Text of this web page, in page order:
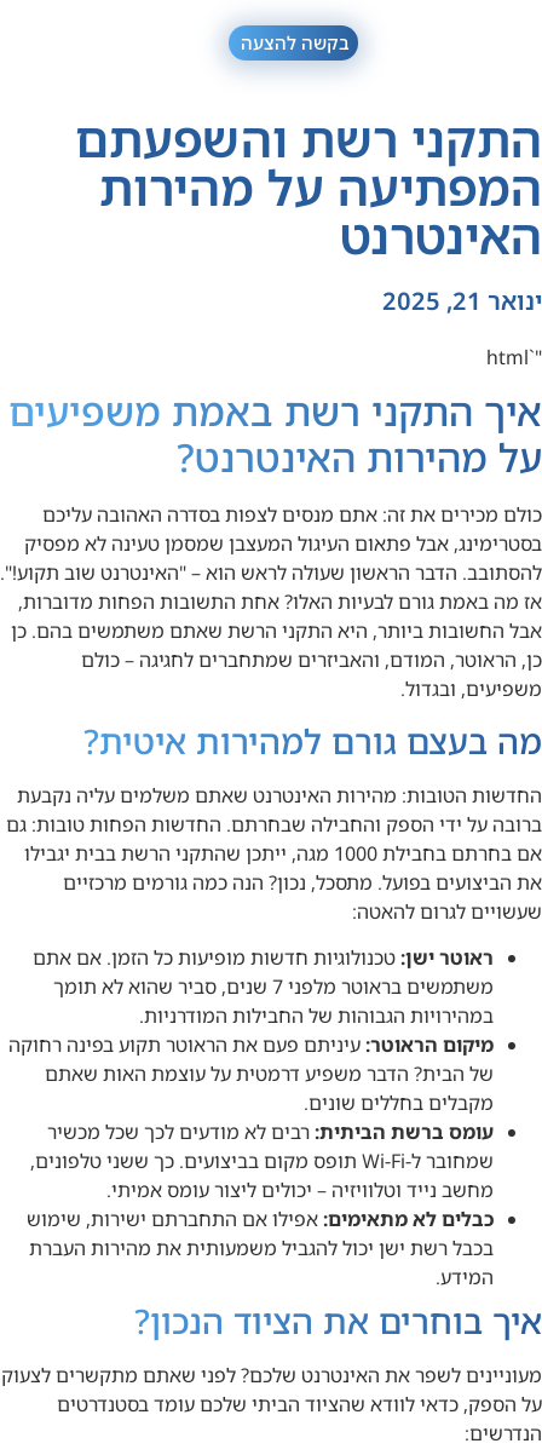
בקשה להצעה
התקני רשת והשפעתם
המפתיעה על מהירות
האינטרנט
ינואר 21, 2025
"`html
איך התקני רשת באמת משפיעים
על מהירות האינטרנט?
כולם מכירים את זה: אתם מנסים לצפות בסדרה האהובה עליכם
בסטרימינג, אבל פתאום העיגול המעצבן שמסמן טעינה לא מפסיק
להסתובב. הדבר הראשון שעולה לראש הוא – "האינטרנט שוב תקוע!".
אז מה באמת גורם לבעיות האלו? אחת התשובות הפחות מדוברות,
אבל החשובות ביותר, היא התקני הרשת שאתם משתמשים בהם. כן
כן, הראוטר, המודם, והאביזרים שמתחברים לחגיגה – כולם
משפיעים, ובגדול.
מה בעצם גורם למהירות איטית?
החדשות הטובות: מהירות האינטרנט שאתם משלמים עליה נקבעת
ברובה על ידי הספק והחבילה שבחרתם. החדשות הפחות טובות: גם
אם בחרתם בחבילת 1000 מגה, ייתכן שהתקני הרשת בבית יגבילו
את הביצועים בפועל. מתסכל, נכון? הנה כמה גורמים מרכזיים
שעשויים לגרום להאטה:
ראוטר ישן: טכנולוגיות חדשות מופיעות כל הזמן. אם אתם
משתמשים בראוטר מלפני 7 שנים, סביר שהוא לא תומך
במהירויות הגבוהות של החבילות המודרניות.
מיקום הראוטר: עיניתם פעם את הראוטר תקוע בפינה רחוקה
של הבית? הדבר משפיע דרמטית על עוצמת האות שאתם
מקבלים בחללים שונים.
עומס ברשת הביתית: רבים לא מודעים לכך שכל מכשיר
שמחובר ל-Wi-Fi תופס מקום בביצועים. כך ששני טלפונים,
מחשב נייד וטלוויזיה – יכולים ליצור עומס אמיתי.
כבלים לא מתאימים: אפילו אם התחברתם ישירות, שימוש
בכבל רשת ישן יכול להגביל משמעותית את מהירות העברת
המידע.
איך בוחרים את הציוד הנכון?
מעוניינים לשפר את האינטרנט שלכם? לפני שאתם מתקשרים לצעוק
על הספק, כדאי לוודא שהציוד הביתי שלכם עומד בסטנדרטים
הנדרשים: